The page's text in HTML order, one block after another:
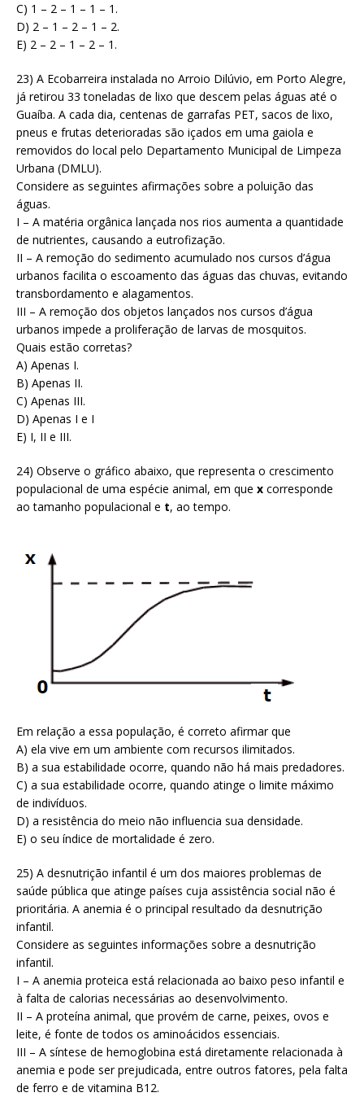
C) 1 – 2 – 1 – 1 – 1.
D) 2 – 1 – 2 – 1 – 2.
E) 2 – 2 – 1 – 2 – 1.
23) A Ecobarreira instalada no Arroio Dilúvio, em Porto Alegre,
já retirou 33 toneladas de lixo que descem pelas águas até o
Guaíba. A cada dia, centenas de garrafas PET, sacos de lixo,
pneus e frutas deterioradas são içados em uma gaiola e
removidos do local pelo Departamento Municipal de Limpeza
Urbana (DMLU).
Considere as seguintes afirmações sobre a poluição das
águas.
I – A matéria orgânica lançada nos rios aumenta a quantidade
de nutrientes, causando a eutrofização.
II – A remoção do sedimento acumulado nos cursos d’água
urbanos facilita o escoamento das águas das chuvas, evitando
transbordamento e alagamentos.
III – A remoção dos objetos lançados nos cursos d’água
urbanos impede a proliferação de larvas de mosquitos.
Quais estão corretas?
A) Apenas I.
B) Apenas II.
C) Apenas III.
D) Apenas I e I
E) I, II e III.
24) Observe o gráfico abaixo, que representa o crescimento
populacional de uma espécie animal, em que x corresponde
ao tamanho populacional e t, ao tempo.
Em relação a essa população, é correto afirmar que
A) ela vive em um ambiente com recursos ilimitados.
B) a sua estabilidade ocorre, quando não há mais predadores.
C) a sua estabilidade ocorre, quando atinge o limite máximo
de indivíduos.
D) a resistência do meio não influencia sua densidade.
E) o seu índice de mortalidade é zero.
25) A desnutrição infantil é um dos maiores problemas de
saúde pública que atinge países cuja assistência social não é
prioritária. A anemia é o principal resultado da desnutrição
infantil.
Considere as seguintes informações sobre a desnutrição
infantil.
I – A anemia proteica está relacionada ao baixo peso infantil e
à falta de calorias necessárias ao desenvolvimento.
II – A proteína animal, que provém de carne, peixes, ovos e
leite, é fonte de todos os aminoácidos essenciais.
III – A síntese de hemoglobina está diretamente relacionada à
anemia e pode ser prejudicada, entre outros fatores, pela falta
de ferro e de vitamina B12.